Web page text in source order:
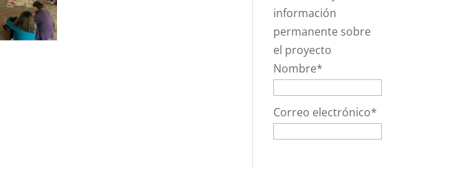
información
permanente sobre
el proyecto
Nombre*
Correo electrónico*